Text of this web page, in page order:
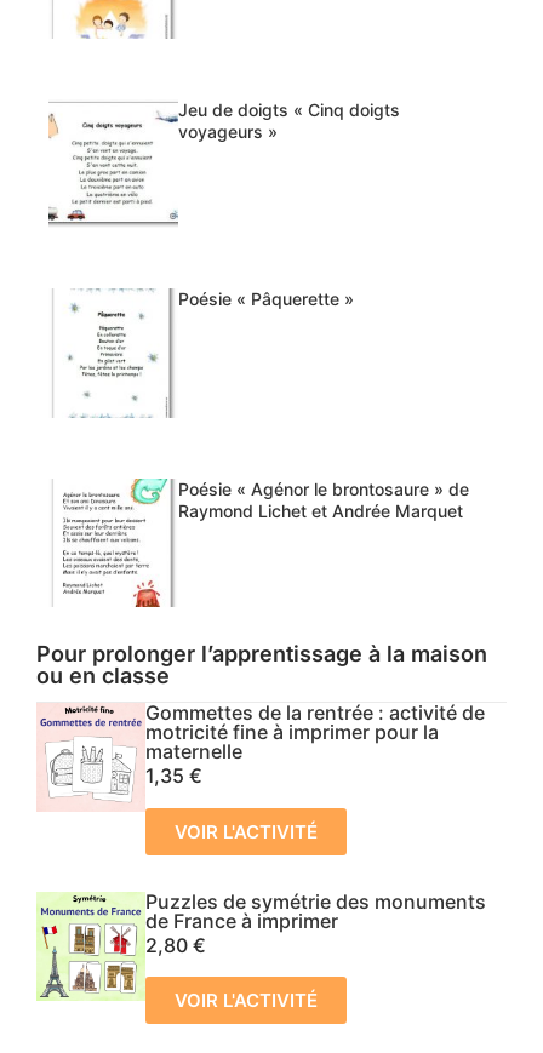
Jeu de doigts « Cinq doigts
voyageurs »
Poésie « Pâquerette »
Poésie « Agénor le brontosaure » de
Raymond Lichet et Andrée Marquet
Pour prolonger l’apprentissage à la maison
ou en classe
Gommettes de la rentrée : activité de
motricité fine à imprimer pour la
maternelle
1,35 €
VOIR L'ACTIVITÉ
Puzzles de symétrie des monuments
de France à imprimer
2,80 €
VOIR L'ACTIVITÉ